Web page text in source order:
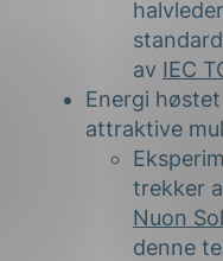
av IEC
Energi
attraktive
trekker
Nuon
denne